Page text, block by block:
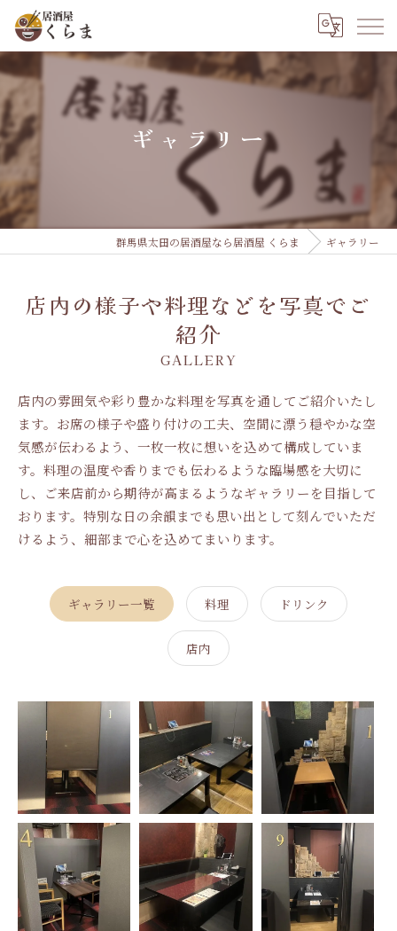
ギャラリー
群馬県太田の居酒屋なら居酒屋 くらま ギャラリー
店内の様子や料理などを写真でご
紹介
GALLERY
店内の雰囲気や彩り豊かな料理を写真を通してご紹介いたし
ます。お席の様子や盛り付けの工夫、空間に漂う穏やかな空
気感が伝わるよう、一枚一枚に想いを込めて構成していま
す。料理の温度や香りまでも伝わるような臨場感を大切に
し、ご来店前から期待が高まるようなギャラリーを目指して
おります。特別な日の余韻までも思い出として刻んでいただ
けるよう、細部まで心を込めてまいります。
ギャラリー一覧 料理 ドリンク
店内